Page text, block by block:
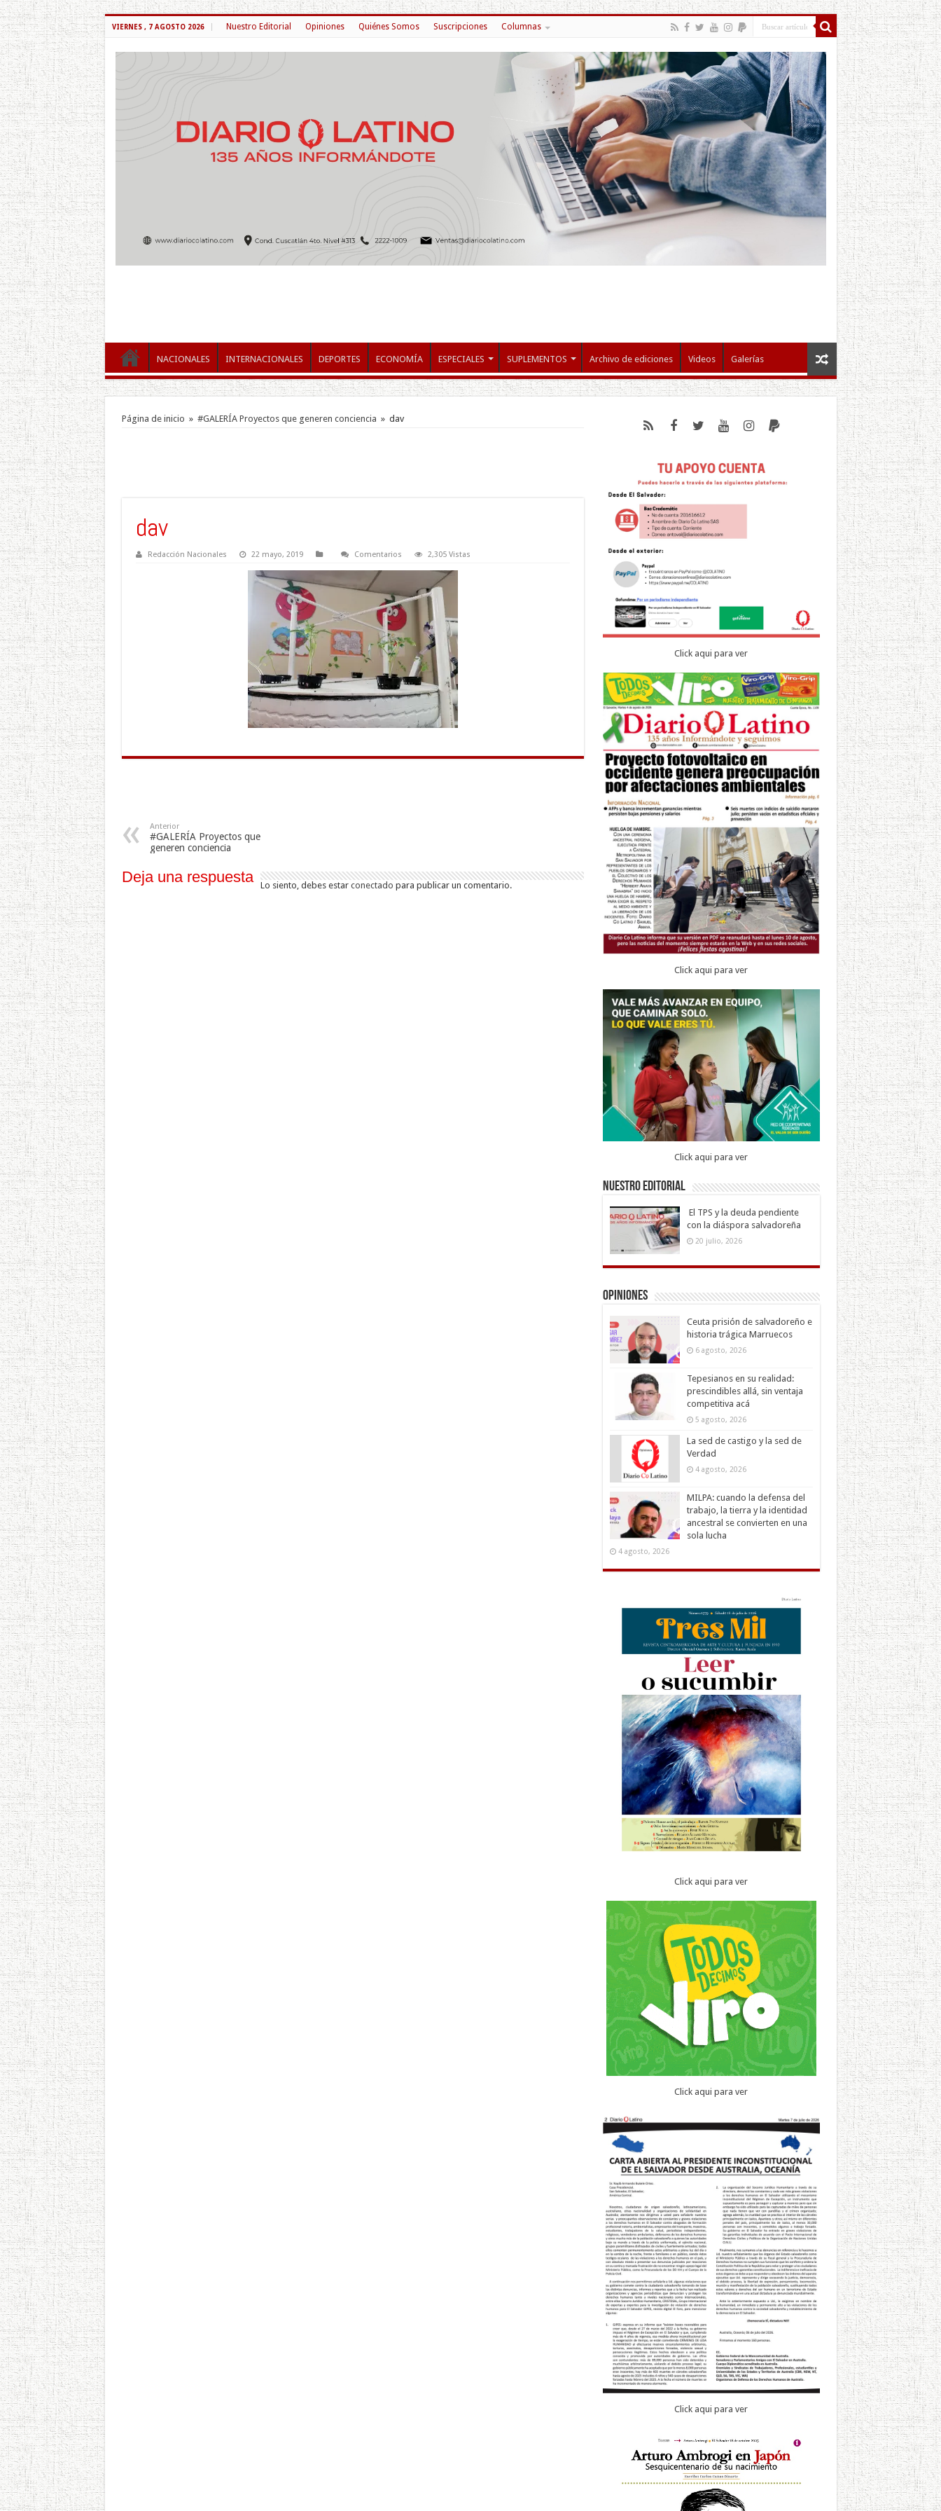
VIERNES , 7 AGOSTO 2026 Nuestro Editorial Opiniones Quiénes Somos Suscripciones Columnas
NACIONALES INTERNACIONALES DEPORTES ECONOMÍA ESPECIALES SUPLEMENTOS Archivo de ediciones Videos Galerías
Página de inicio » #GALERÍA Proyectos que generen conciencia » dav
dav
Redacción Nacionales 22 mayo, 2019 Comentarios 2,305 Vistas
Anterior
#GALERÍA Proyectos que
generen conciencia
Deja una respuesta Lo siento, debes estar conectado para publicar un comentario.
Click aqui para ver
Click aqui para ver
Click aqui para ver
Nuestro Editorial
El TPS y la deuda pendiente
con la diáspora salvadoreña
20 julio, 2026
Opiniones
Ceuta prisión de salvadoreño e
historia trágica Marruecos
6 agosto, 2026
Tepesianos en su realidad:
prescindibles allá, sin ventaja
competitiva acá
5 agosto, 2026
La sed de castigo y la sed de
Verdad
4 agosto, 2026
MILPA: cuando la defensa del
trabajo, la tierra y la identidad
ancestral se convierten en una
sola lucha
4 agosto, 2026
Click aqui para ver
Click aqui para ver
Click aqui para ver